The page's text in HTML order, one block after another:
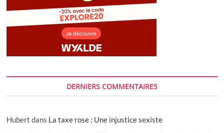
DERNIERS COMMENTAIRES
Hubert dans La taxe rose : Une injustice sexiste